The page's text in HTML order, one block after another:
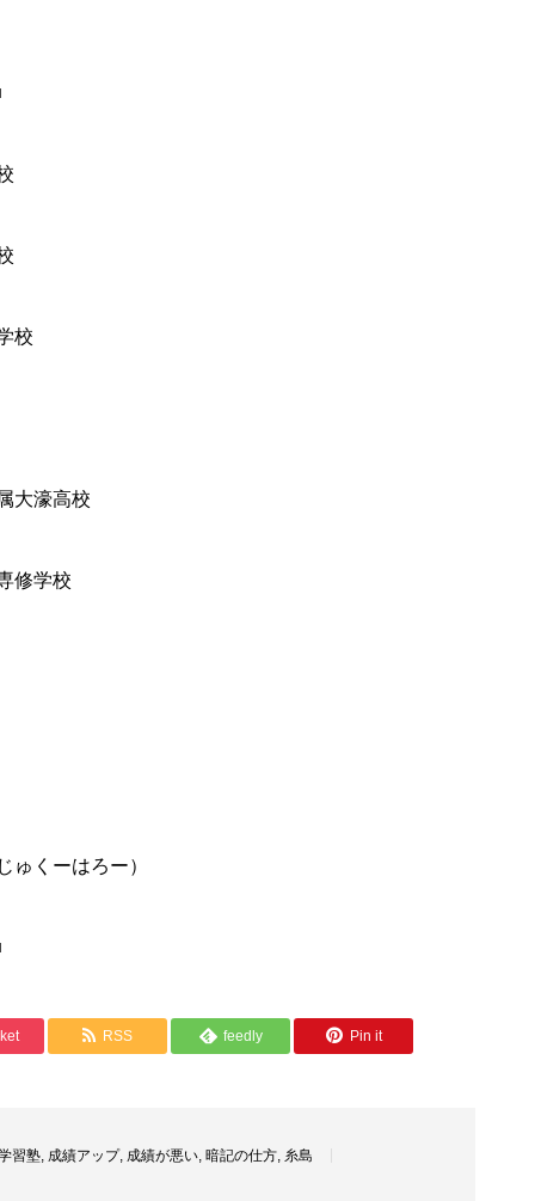
校
大濠高校
修学校
くーはろー）
RSS feedly Pin it
習塾 成績アップ, 成績が悪い 暗記の仕方 糸島